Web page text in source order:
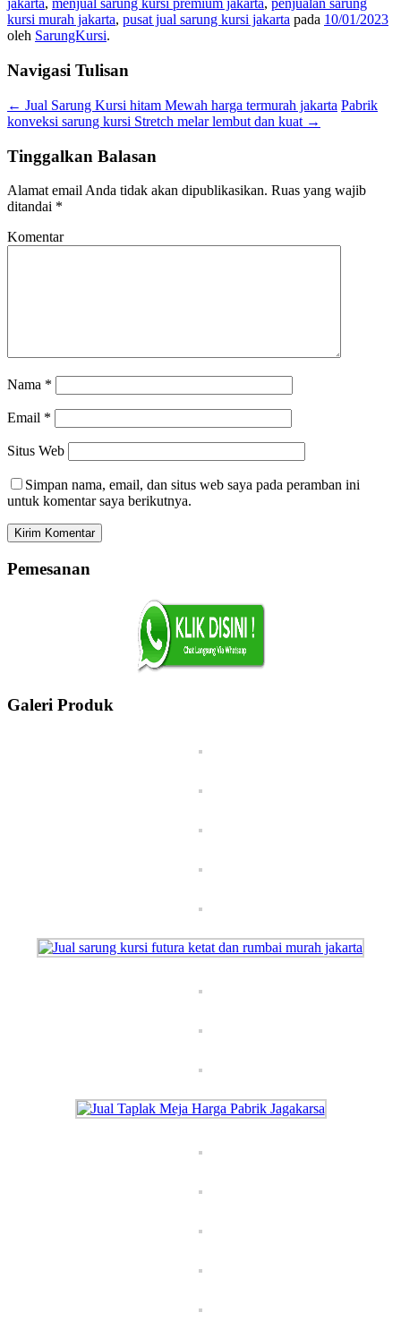
jakarta, menjual sarung kursi premium jakarta, penjualan sarung
kursi murah jakarta, pusat jual sarung kursi jakarta pada 10/01/2023
oleh SarungKursi.
Navigasi Tulisan
← Jual Sarung Kursi hitam Mewah harga termurah jakarta Pabrik
konveksi sarung kursi Stretch melar lembut dan kuat →
Tinggalkan Balasan
Alamat email Anda tidak akan dipublikasikan. Ruas yang wajib
ditandai *
Komentar
Nama *
Email *
Situs Web
Simpan nama, email, dan situs web saya pada peramban ini
untuk komentar saya berikutnya.
Pemesanan
Galeri Produk